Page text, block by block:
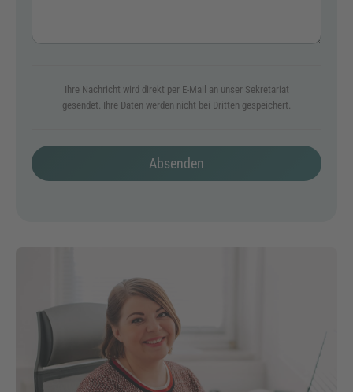
Ihre Nachricht wird direkt per E-Mail an unser Sekretariat
gesendet. Ihre Daten werden nicht bei Dritten gespeichert.
Absenden